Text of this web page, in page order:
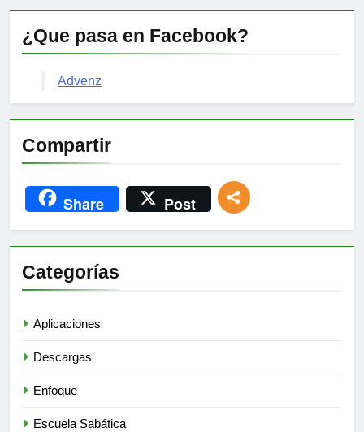
¿Que pasa en Facebook?
Advenz
Compartir
Share Post
Categorías
Aplicaciones
Descargas
Enfoque
Escuela Sabática